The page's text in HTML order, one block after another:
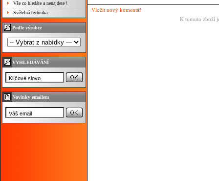
Vše co hledáte a nenajdete !
Světelná technika
Podle výrobce
VYHLEDÁVÁNÍ
Novinky emailem
Vložit nový komentář
K tomuto zboží